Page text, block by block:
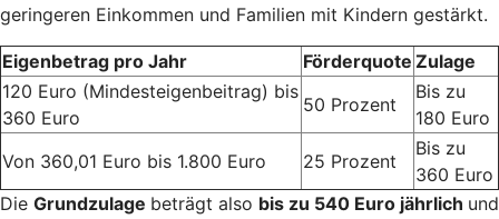
geringeren Einkommen und Familien mit Kindern gestärkt.
Eigenbetrag pro Jahr Förderquote Zulage
120 Euro (Mindesteigenbeitrag) bis
360 Euro
50 Prozent
Bis zu
180 Euro
Von 360,01 Euro bis 1.800 Euro
25 Prozent
Bis zu
360 Euro
Die Grundzulage beträgt also bis zu 540 Euro jährlich und